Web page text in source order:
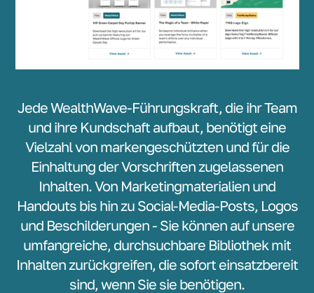
Jede WealthWave-Führungskraft, die ihr Team
und ihre Kundschaft aufbaut, benötigt eine
Vielzahl von markengeschützten und für die
Einhaltung der Vorschriften zugelassenen
Inhalten. Von Marketingmaterialien und
Handouts bis hin zu Social-Media-Posts, Logos
und Beschilderungen - Sie können auf unsere
umfangreiche, durchsuchbare Bibliothek mit
Inhalten zurückgreifen, die sofort einsatzbereit
sind, wenn Sie sie benötigen.